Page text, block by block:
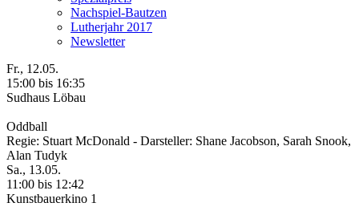
Nachspiel-Bautzen
Lutherjahr 2017
Newsletter
Fr., 12.05.
15:00 bis 16:35
Sudhaus Löbau
Oddball
Regie: Stuart McDonald - Darsteller: Shane Jacobson, Sarah Snook,
Alan Tudyk
Sa., 13.05.
11:00 bis 12:42
Kunstbauerkino 1